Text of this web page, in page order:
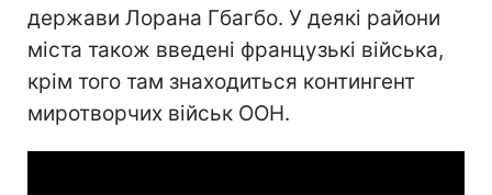
держави Лорана Гбагбо. У деякі райони
міста також введені французькі війська,
крім того там знаходиться контингент
миротворчих військ ООН.